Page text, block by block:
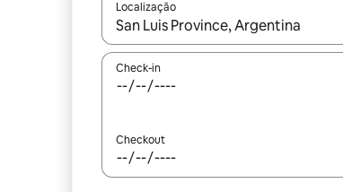
Localização
Quando os resultados estiverem
Check-in
Checkout